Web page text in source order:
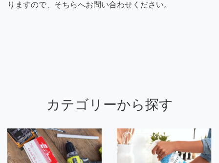
りますので、そちらへお問い合わせください。
カテゴリーから探す